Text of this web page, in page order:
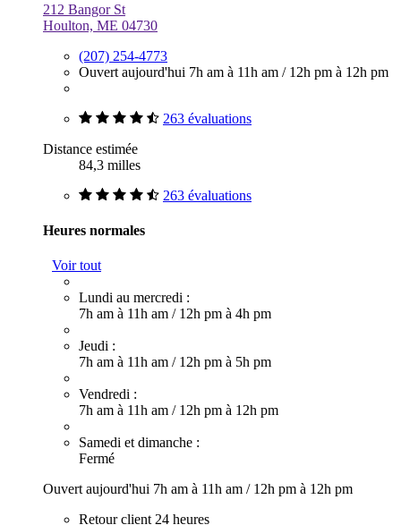
212 Bangor St
Houlton, ME 04730
(207) 254-4773
Ouvert aujourd'hui 7h am à 11h am / 12h pm à 12h pm
263 évaluations
Distance estimée
84,3 milles
263 évaluations
Heures normales
Voir tout
Lundi au mercredi :
7h am à 11h am / 12h pm à 4h pm
Jeudi :
7h am à 11h am / 12h pm à 5h pm
Vendredi :
7h am à 11h am / 12h pm à 12h pm
Samedi et dimanche :
Fermé
Ouvert aujourd'hui 7h am à 11h am / 12h pm à 12h pm
Retour client 24 heures